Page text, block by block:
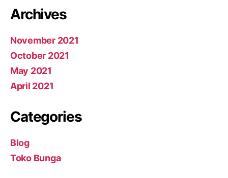
Archives
November 2021
October 2021
May 2021
April 2021
Categories
Blog
Toko Bunga